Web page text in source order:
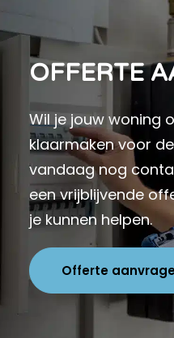
OFFERTE
Wil je jouw woning
klaarmaken voor
vandaag nog
een vrijblijvende
je kunnen helpen.
Offerte